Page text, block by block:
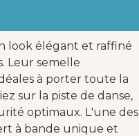
look élégant et raffiné
Leur semelle
à porter toute la
sur la piste de danse,
optimaux. L'une des
à bande unique et